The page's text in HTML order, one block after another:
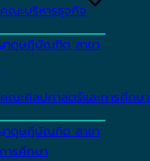
คณะบริหารธุจกิจ
ดุษฎีบัณฑิต สาขา
คณะศิลปศาสตร์และการศึกษา
ดุษฎีบัณฑิต สาขา
ารศึกษา